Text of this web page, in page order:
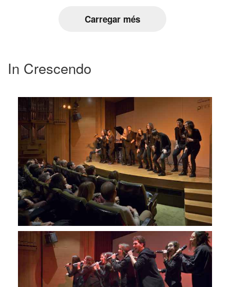
Carregar més
In Crescendo